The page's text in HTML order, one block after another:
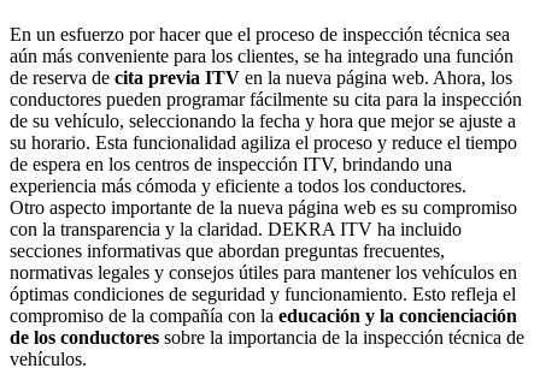
En un esfuerzo por hacer que el proceso de inspección técnica sea
aún más conveniente para los clientes, se ha integrado una función
de reserva de cita previa ITV en la nueva página web. Ahora, los
conductores pueden programar fácilmente su cita para la inspección
de su vehículo, seleccionando la fecha y hora que mejor se ajuste a
su horario. Esta funcionalidad agiliza el proceso y reduce el tiempo
de espera en los centros de inspección ITV, brindando una
experiencia más cómoda y eficiente a todos los conductores.
Otro aspecto importante de la nueva página web es su compromiso
con la transparencia y la claridad. DEKRA ITV ha incluido
secciones informativas que abordan preguntas frecuentes,
normativas legales y consejos útiles para mantener los vehículos en
óptimas condiciones de seguridad y funcionamiento. Esto refleja el
compromiso de la compañía con la educación y la concienciación
de los conductores sobre la importancia de la inspección técnica de
vehículos.